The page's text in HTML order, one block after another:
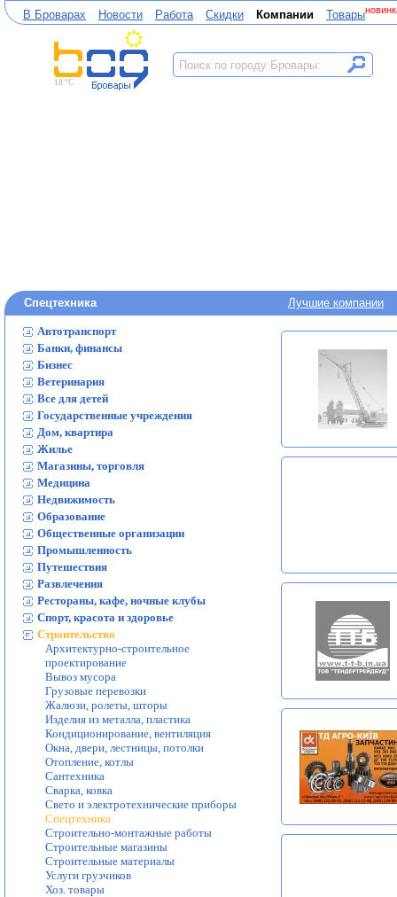
В Броварах Новости Работа Скидки Компании Товары
18 °C
Спецтехника Лучшие компании
Автотранспорт
Банки, финансы
Бизнес
Ветеринария
Все для детей
Государственные учреждения
Дом, квартира
Жилье
Магазины, торговля
Медицина
Недвижимость
Образование
Общественные организации
Промышленность
Путешествия
Развлечения
Рестораны, кафе, ночные клубы
Спорт, красота и здоровье
Строительство
Архитектурно-строительное
проектирование
Вывоз мусора
Грузовые перевозки
Жалюзи, ролеты, шторы
Изделия из металла, пластика
Кондиционирование, вентиляция
Окна, двери, лестницы, потолки
Отопление, котлы
Сантехника
Сварка, ковка
Свето и электротехнические приборы
Спецтехника
Строительно-монтажные работы
Строительные магазины
Строительные материалы
Услуги грузчиков
Хоз. товары